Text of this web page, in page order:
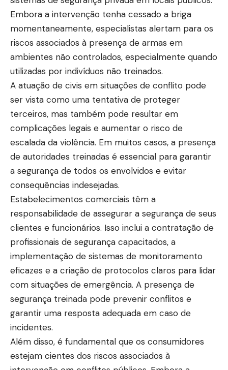
Embora a intervenção tenha cessado a briga
momentaneamente, especialistas alertam para os
riscos associados à presença de armas em
ambientes não controlados, especialmente quando
utilizadas por indivíduos não treinados.
A atuação de civis em situações de conflito pode
ser vista como uma tentativa de proteger
terceiros, mas também pode resultar em
complicações legais e aumentar o risco de
escalada da violência. Em muitos casos, a presença
de autoridades treinadas é essencial para garantir
a segurança de todos os envolvidos e evitar
consequências indesejadas.
Estabelecimentos comerciais têm a
responsabilidade de assegurar a segurança de seus
clientes e funcionários. Isso inclui a contratação de
profissionais de segurança capacitados, a
implementação de sistemas de monitoramento
eficazes e a criação de protocolos claros para lidar
com situações de emergência. A presença de
segurança treinada pode prevenir conflitos e
garantir uma resposta adequada em caso de
incidentes.
Além disso, é fundamental que os consumidores
estejam cientes dos riscos associados à